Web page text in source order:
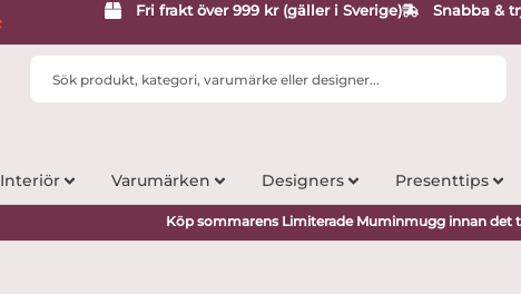
Fri frakt över 999 kr (gäller i Sverige) Snabba &
Search
Interiör Varumärken Designers Presenttips
Köp sommarens Limiterade Muminmugg innan det